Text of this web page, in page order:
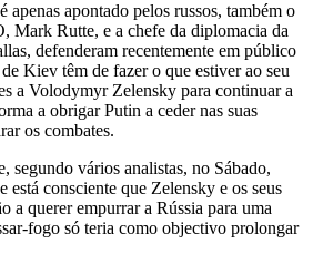
apenas apontado pelos russos, também o
Mark Rutte, e a chefe da diplomacia da
defenderam recentemente em público
Kiev têm de fazer o que estiver ao seu
a Volodymyr Zelensky para continuar a
a obrigar Putin a ceder nas suas
os combates.
segundo vários analistas, no Sábado,
está consciente que Zelensky e os seus
a querer empurrar a Rússia para uma
fogo só teria como objectivo prolongar